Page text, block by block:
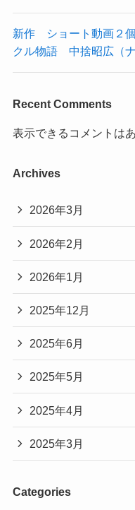
新作 ショート動画２
クル物語 中捨昭広（ナ
Recent Comments
表示できるコメントは
Archives
2026年3月
2026年2月
2026年1月
2025年12月
2025年6月
2025年5月
2025年4月
2025年3月
Categories